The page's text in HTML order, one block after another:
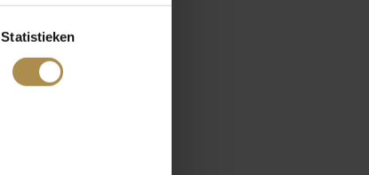
Statistieken